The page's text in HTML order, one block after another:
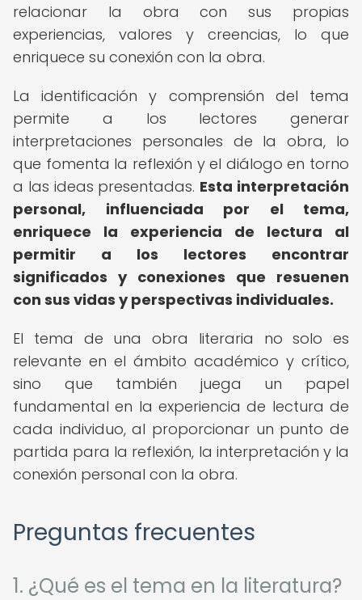
relacionar la obra con sus propias
experiencias, valores y creencias, lo que
enriquece su conexión con la obra.
La identificación y comprensión del tema
permite a los lectores generar
interpretaciones personales de la obra, lo
que fomenta la reflexión y el diálogo en torno
a las ideas presentadas. Esta interpretación
personal, influenciada por el tema,
enriquece la experiencia de lectura al
permitir a los lectores encontrar
significados y conexiones que resuenen
con sus vidas y perspectivas individuales.
El tema de una obra literaria no solo es
relevante en el ámbito académico y crítico,
sino que también juega un papel
fundamental en la experiencia de lectura de
cada individuo, al proporcionar un punto de
partida para la reflexión, la interpretación y la
conexión personal con la obra.
Preguntas frecuentes
1. ¿Qué es el tema en la literatura?